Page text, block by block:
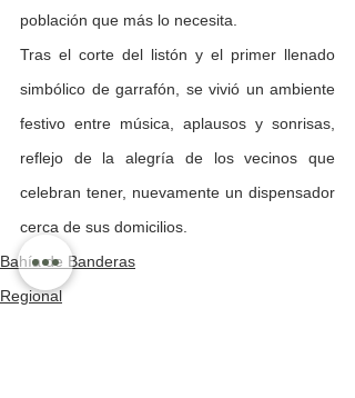
población que más lo necesita.
Tras el corte del listón y el primer llenado
simbólico de garrafón, se vivió un ambiente
festivo entre música, aplausos y sonrisas,
reflejo de la alegría de los vecinos que
celebran tener, nuevamente un dispensador
cerca de sus domicilios.
Bahía de Banderas
Regional